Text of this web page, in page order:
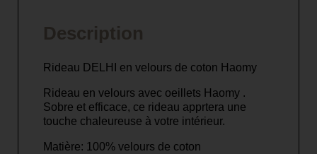
Description
Rideau DELHI en velours de coton Haomy
Rideau en velours avec oeillets Haomy .
Sobre et efficace, ce rideau apprtera une
touche chaleureuse à votre intérieur.
Matière: 100% velours de coton